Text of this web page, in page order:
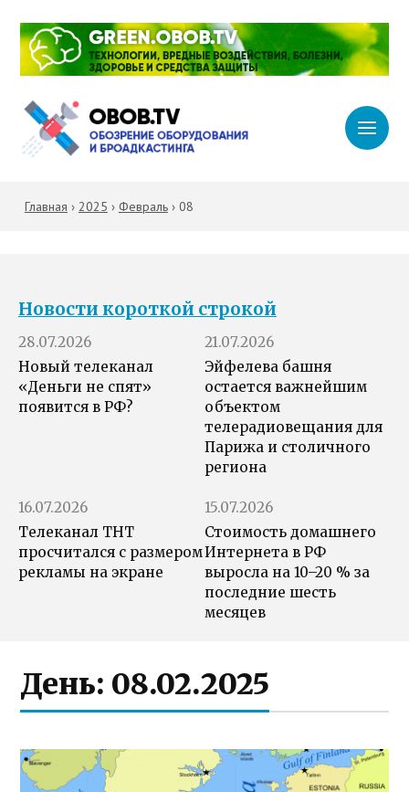
Главная › 2025 › Февраль› 08
Новости короткой строкой
28.07.2026
Новый телеканал
«Деньги не спят»
появится в РФ?
21.07.2026
Эйфелева башня
остается важнейшим
объектом
телерадиовещания для
Парижа и столичного
региона
16.07.2026
Телеканал ТНТ
просчитался с размером
рекламы на экране
15.07.2026
Стоимость домашнего
Интернета в РФ
выросла на 10–20 % за
последние шесть
месяцев
День: 08.02.2025